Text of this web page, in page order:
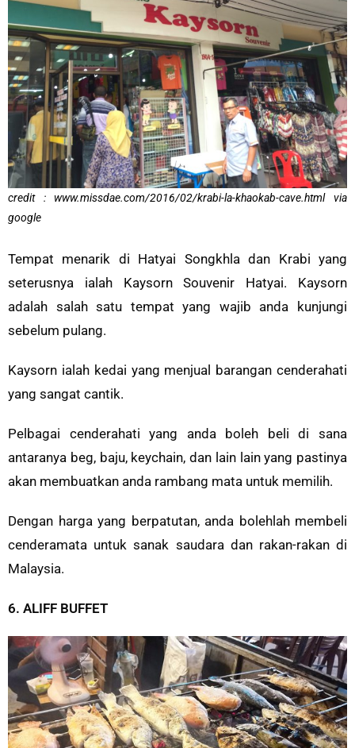
credit : www.missdae.com/2016/02/krabi-la-khaokab-cave.html via
google
Tempat menarik di Hatyai Songkhla dan Krabi yang
seterusnya ialah Kaysorn Souvenir Hatyai. Kaysorn
adalah salah satu tempat yang wajib anda kunjungi
sebelum pulang.
Kaysorn ialah kedai yang menjual barangan cenderahati
yang sangat cantik.
Pelbagai cenderahati yang anda boleh beli di sana
antaranya beg, baju, keychain, dan lain lain yang pastinya
akan membuatkan anda rambang mata untuk memilih.
Dengan harga yang berpatutan, anda bolehlah membeli
cenderamata untuk sanak saudara dan rakan-rakan di
Malaysia.
6. ALIFF BUFFET